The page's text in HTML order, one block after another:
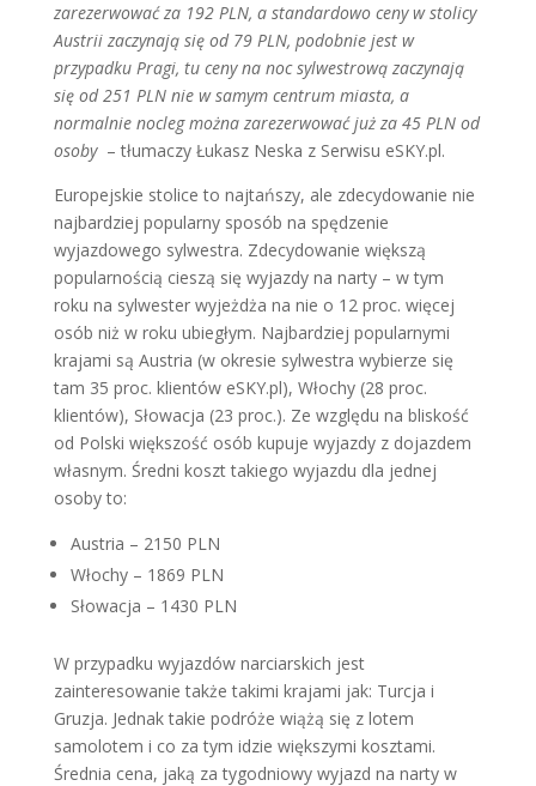
zarezerwować za 192 PLN, a standardowo ceny w stolicy
Austrii zaczynają się od 79 PLN, podobnie jest w
przypadku Pragi, tu ceny na noc sylwestrową zaczynają
się od 251 PLN nie w samym centrum miasta, a
normalnie nocleg można zarezerwować już za 45 PLN od
osoby – tłumaczy Łukasz Neska z Serwisu eSKY.pl.
Europejskie stolice to najtańszy, ale zdecydowanie nie
najbardziej popularny sposób na spędzenie
wyjazdowego sylwestra. Zdecydowanie większą
popularnością cieszą się wyjazdy na narty – w tym
roku na sylwester wyjeżdża na nie o 12 proc. więcej
osób niż w roku ubiegłym. Najbardziej popularnymi
krajami są Austria (w okresie sylwestra wybierze się
tam 35 proc. klientów eSKY.pl), Włochy (28 proc.
klientów), Słowacja (23 proc.). Ze względu na bliskość
od Polski większość osób kupuje wyjazdy z dojazdem
własnym. Średni koszt takiego wyjazdu dla jednej
osoby to:
Austria – 2150 PLN
Włochy – 1869 PLN
Słowacja – 1430 PLN
W przypadku wyjazdów narciarskich jest
zainteresowanie także takimi krajami jak: Turcja i
Gruzja. Jednak takie podróże wiążą się z lotem
samolotem i co za tym idzie większymi kosztami.
Średnia cena, jaką za tygodniowy wyjazd na narty w